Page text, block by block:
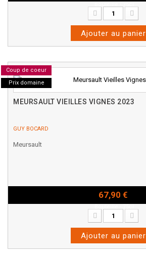
Ajouter au panier
Coup de coeur
Prix domaine
MEURSAULT VIEILLES VIGNES 2023
GUY BOCARD
Meursault
67,90 €
Ajouter au panier